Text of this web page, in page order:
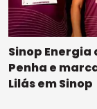
Sinop
Penha e
Lilás em Sinop